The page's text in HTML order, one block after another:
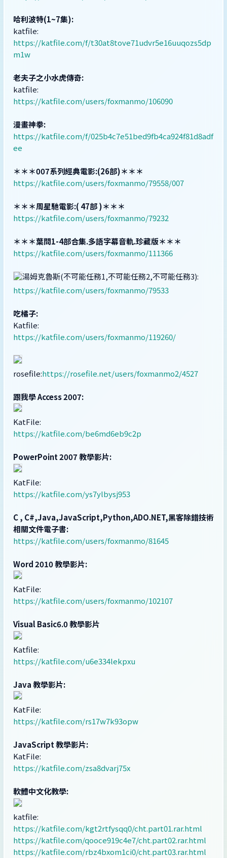
哈利波特(1~7集):
katfile:
https://katfile.com/f/t30at8tove71udvr5e16uuqozs5dp
m1w
老夫子之小水虎傳奇:
katfile:
https://katfile.com/users/foxmanmo/106090
漫畫神拳:
https://katfile.com/f/025b4c7e51bed9fb4ca924f81d8adf
ee
＊＊＊007系列經典電影:(26部)＊＊＊
https://katfile.com/users/foxmanmo/79558/007
＊＊＊周星馳電影:( 47部 )＊＊＊
https://katfile.com/users/foxmanmo/79232
＊＊＊葉問1-4部合集.多語字幕音軌.珍藏版＊＊＊
https://katfile.com/users/foxmanmo/111366
湯姆克魯斯(不可能任務1,不可能任務2,不可能任務3):
https://katfile.com/users/foxmanmo/79533
吃橘子:
Katfile:
https://katfile.com/users/foxmanmo/119260/
rosefile:https://rosefile.net/users/foxmanmo2/4527
跟我學 Access 2007:
KatFile:
https://katfile.com/be6md6eb9c2p
PowerPoint 2007 教學影片:
KatFile:
https://katfile.com/ys7ylbysj953
C , C#,Java,JavaScript,Python,ADO.NET,黑客除錯技術
相關文件電子書:
https://katfile.com/users/foxmanmo/81645
Word 2010 教學影片:
KatFile:
https://katfile.com/users/foxmanmo/102107
Visual Basic6.0 教學影片
Katfile:
https://katfile.com/u6e334lekpxu
Java 教學影片:
KatFile:
https://katfile.com/rs17w7k93opw
JavaScript 教學影片:
KatFile:
https://katfile.com/zsa8dvarj75x
軟體中文化教學:
katfile:
https://katfile.com/kgt2rtfysqq0/cht.part01.rar.html
https://katfile.com/qooce919c4e7/cht.part02.rar.html
https://katfile.com/rbz4bxom1ci0/cht.part03.rar.html